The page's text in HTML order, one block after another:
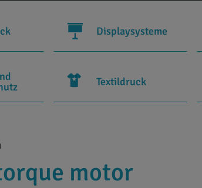
Displaysysteme
Textildruck
motor